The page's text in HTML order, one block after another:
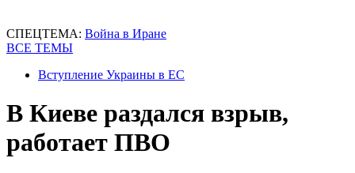
СПЕЦТЕМА: Война в Иране
ВСЕ ТЕМЫ
Вступление Украины в ЕС
В Киеве раздался взрыв,
работает ПВО